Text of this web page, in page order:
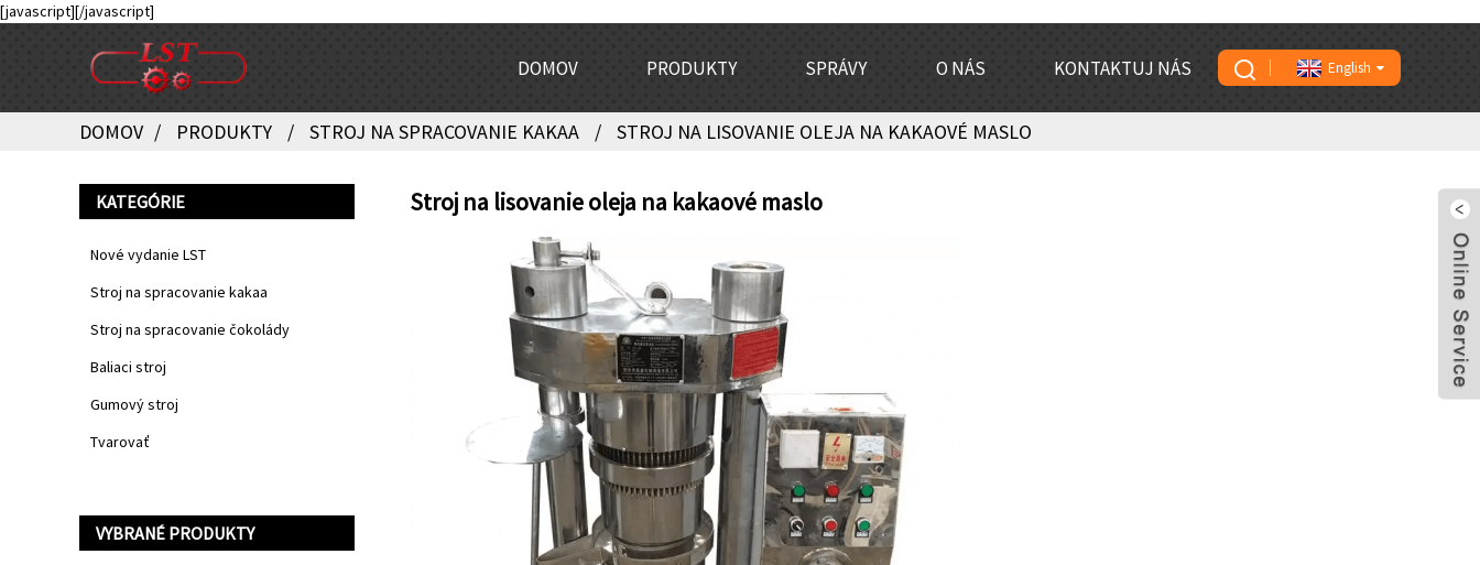
[javascript][/javascript]
DOMOV PRODUKTY SPRÁVY O NÁS KONTAKTUJ NÁS English
DOMOV PRODUKTY STROJ NA SPRACOVANIE KAKAA STROJ NA LISOVANIE OLEJA NA KAKAOVÉ MASLO
KATEGÓRIE
Nové vydanie LST
Stroj na spracovanie kakaa
Stroj na spracovanie čokolády
Baliaci stroj
Gumový stroj
Tvarovať
VYBRANÉ PRODUKTY
Stroj na lisovanie oleja na kakaové maslo